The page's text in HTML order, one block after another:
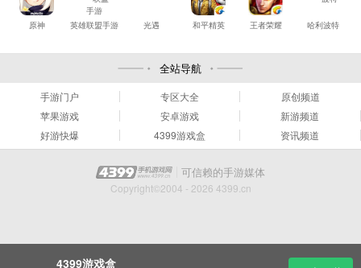
原神 英雄联盟手游 光遇 和平精英 王者荣耀 哈利波特
全站导航
手游门户 专区大全
原创频道
苹果游戏
安卓游戏
新游频道
好游快爆
4399游戏盒 资讯频道
可信赖的手游媒体
Copyright©2004 - 2026 4399.cn
4399游戏盒